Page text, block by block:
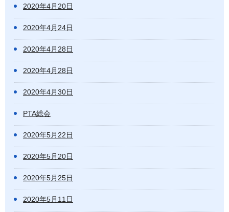
2020年4月20日
2020年4月24日
2020年4月28日
2020年4月28日
2020年4月30日
PTA総会
2020年5月22日
2020年5月20日
2020年5月25日
2020年5月11日